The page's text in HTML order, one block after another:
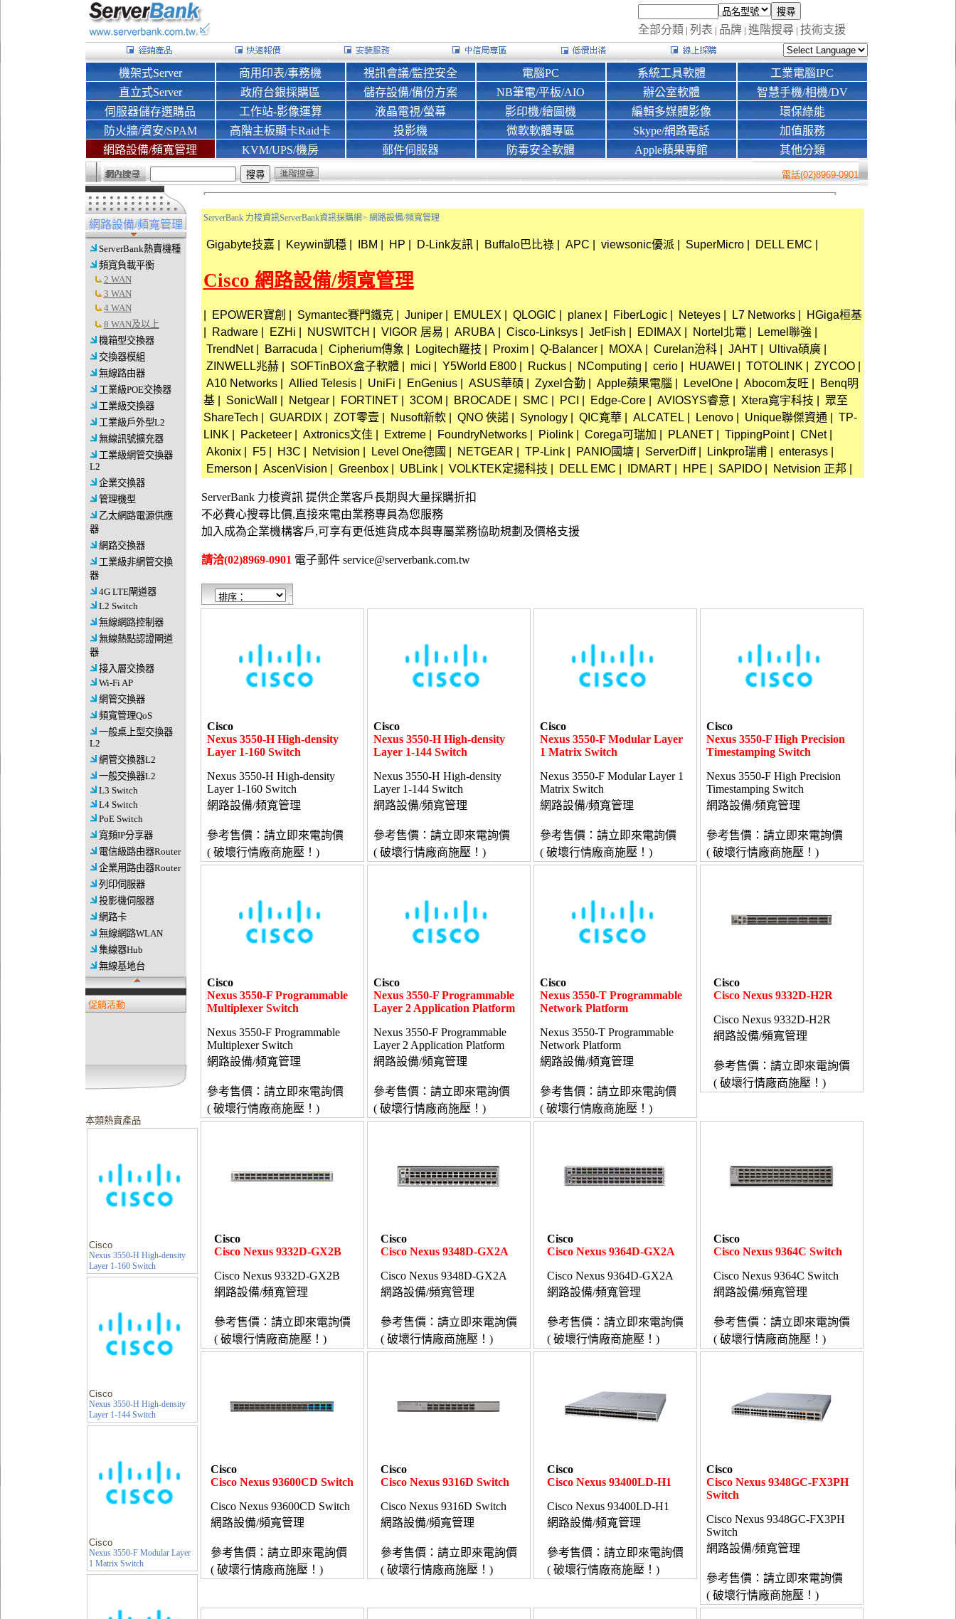
全部分類 | 列表 | 品牌| 進階搜尋| 技術支援
機架式Server
直立式Server
伺服器儲存選購品
防火牆/資安/SPAM
網路設備/頻寬管理
商用印表/事務機
政府台銀採購區
工作站-影像運算
高階主板顯卡Raid卡
KVM/UPS/機房
視訊會議/監控安全
儲存設備/備份方案
液晶電視/螢幕
投影機
郵件伺服器
電腦PC
NB筆電/平板/AIO
影印機/繪圖機
微軟軟體專區
防毒安全軟體
系統工具軟體
辦公室軟體
編輯多媒體影像
Skype/網路電話
Apple蘋果專館
工業電腦IPC
智慧手機/相機/DV
環保綠能
加值服務
其他分類
電話(02)8969-0901
網路設備/頻寬管理
ServerBank熱賣機種
頻寬負載平衡
2 WAN
3 WAN
4 WAN
8 WAN及以上
機箱型交換器
交換器模組
無線路由器
工業級POE交換器
工業級交換器
工業級戶外型L2
無線訊號擴充器
工業級網管交換器
L2
企業交換器
管理機型
乙太網路電源供應
器
網路交換器
工業級非網管交換
器
4G LTE閘道器
L2 Switch
無線網路控制器
無線熱點認證閘道
器
接入層交換器
Wi-Fi AP
網管交換器
頻寬管理QoS
一般桌上型交換器
L2
網管交換器L2
一般交換器L2
L3 Switch
L4 Switch
PoE Switch
寬頻IP分享器
電信級路由器Router
企業用路由器Router
列印伺服器
投影機伺服器
網路卡
無線網路WLAN
集線器Hub
無線基地台
促銷活動
本類熱賣產品
Cisco
Nexus 3550-H High-density
Layer 1-160 Switch
Cisco
Nexus 3550-H High-density
Layer 1-144 Switch
Cisco
Nexus 3550-F Modular Layer
1 Matrix Switch
ServerBank 力梭資訊ServerBank資訊採購網> 網路設備/頻寬管理
Gigabyte技嘉 Keywin凱穩 IBM HP D-Link友訊 Buffalo巴比祿 APC viewsonic優派 SuperMicro DELL EMC
Cisco 網路設備/頻寬管理
EPOWER寶創 Symantec賽門鐵克 Juniper EMULEX QLOGIC planex FiberLogic Neteyes L7 Networks
HGiga桓基
Radware EZHi NUSWITCH VIGOR 居易 ARUBA Cisco-Linksys JetFish EDIMAX Nortel北電 Lemel聯強
TrendNet
Barracuda Cipherium傳象 Logitech羅技 Proxim Q-Balancer MOXA Curelan治科 JAHT Ultiva碩廣
ZINWELL兆赫
SOFTinBOX盒子軟體 mici Y5World E800 Ruckus NComputing cerio HUAWEI TOTOLINK ZYCOO
A10 Networks
Allied Telesis UniFi EnGenius ASUS華碩 Zyxel合勤 Apple蘋果電腦 LevelOne Abocom友旺
Benq明
基
SonicWall Netgear FORTINET 3COM BROCADE SMC PCI Edge-Core AVIOSYS睿意 Xtera寬宇科技
眾至
ShareTech
GUARDIX ZOT零壹 Nusoft新軟 QNO 俠諾 Synology QIC寬華 ALCATEL Lenovo Unique聯傑資通
TP-
LINK
Packeteer Axtronics文佳 Extreme FoundryNetworks Piolink Corega可瑞加 PLANET TippingPoint CNet
Akonix
F5 H3C Netvision Level One德國 NETGEAR TP-Link PANIO國塘 ServerDiff Linkpro瑞甫 enterasys
Emerson
AscenVision Greenbox UBLink VOLKTEK定揚科技 DELL EMC IDMART HPE SAPIDO Netvision 正邦
ServerBank 力梭資訊 提供企業客戶長期與大量採購折扣
不必費心搜尋比價,直接來電由業務專員為您服務
加入成為企業機構客戶,可享有更低進貨成本與專屬業務協助規劃及價格支援
請洽(02)8969-0901 電子郵件 service@serverbank.com.tw
Cisco
Nexus 3550-H High-density
Layer 1-160 Switch
Nexus 3550-H High-density
Layer 1-160 Switch
網路設備/頻寬管理
參考售價：請立即來電詢價
( 破壞行情廠商施壓！)
Cisco
Nexus 3550-H High-density
Layer 1-144 Switch
Nexus 3550-H High-density
Layer 1-144 Switch
網路設備/頻寬管理
參考售價：請立即來電詢價
( 破壞行情廠商施壓！)
Cisco
Nexus 3550-F Modular Layer
1 Matrix Switch
Nexus 3550-F Modular Layer 1
Matrix Switch
網路設備/頻寬管理
參考售價：請立即來電詢價
( 破壞行情廠商施壓！)
Cisco
Nexus 3550-F High Precision
Timestamping Switch
Nexus 3550-F High Precision
Timestamping Switch
網路設備/頻寬管理
參考售價：請立即來電詢價
( 破壞行情廠商施壓！)
Cisco
Nexus 3550-F Programmable
Multiplexer Switch
Nexus 3550-F Programmable
Multiplexer Switch
網路設備/頻寬管理
參考售價：請立即來電詢價
( 破壞行情廠商施壓！)
Cisco
Nexus 3550-F Programmable
Layer 2 Application Platform
Nexus 3550-F Programmable
Layer 2 Application Platform
網路設備/頻寬管理
參考售價：請立即來電詢價
( 破壞行情廠商施壓！)
Cisco
Nexus 3550-T Programmable
Network Platform
Nexus 3550-T Programmable
Network Platform
網路設備/頻寬管理
參考售價：請立即來電詢價
( 破壞行情廠商施壓！)
Cisco
Cisco Nexus 9332D-H2R
Cisco Nexus 9332D-H2R
網路設備/頻寬管理
參考售價：請立即來電詢價
( 破壞行情廠商施壓！)
Cisco
Cisco Nexus 9332D-GX2B
Cisco Nexus 9332D-GX2B
網路設備/頻寬管理
參考售價：請立即來電詢價
( 破壞行情廠商施壓！)
Cisco
Cisco Nexus 9348D-GX2A
Cisco Nexus 9348D-GX2A
網路設備/頻寬管理
參考售價：請立即來電詢價
( 破壞行情廠商施壓！)
Cisco
Cisco Nexus 9364D-GX2A
Cisco Nexus 9364D-GX2A
網路設備/頻寬管理
參考售價：請立即來電詢價
( 破壞行情廠商施壓！)
Cisco
Cisco Nexus 9364C Switch
Cisco Nexus 9364C Switch
網路設備/頻寬管理
參考售價：請立即來電詢價
( 破壞行情廠商施壓！)
Cisco
Cisco Nexus 93600CD Switch
Cisco Nexus 93600CD Switch
網路設備/頻寬管理
參考售價：請立即來電詢價
( 破壞行情廠商施壓！)
Cisco
Cisco Nexus 9316D Switch
Cisco Nexus 9316D Switch
網路設備/頻寬管理
參考售價：請立即來電詢價
( 破壞行情廠商施壓！)
Cisco
Cisco Nexus 93400LD-H1
Cisco Nexus 93400LD-H1
網路設備/頻寬管理
參考售價：請立即來電詢價
( 破壞行情廠商施壓！)
Cisco
Cisco Nexus 9348GC-FX3PH
Switch
Cisco Nexus 9348GC-FX3PH
Switch
網路設備/頻寬管理
參考售價：請立即來電詢價
( 破壞行情廠商施壓！)